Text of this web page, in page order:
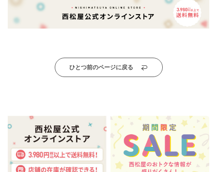
ひとつ前のページに戻る